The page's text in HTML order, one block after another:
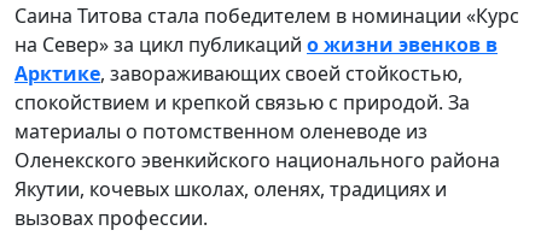
Саина Титова стала победителем в номинации «Курс
на Север» за цикл публикаций о жизни эвенков в
Арктике, завораживающих своей стойкостью,
спокойствием и крепкой связью с природой. За
материалы о потомственном оленеводе из
Оленекского эвенкийского национального района
Якутии, кочевых школах, оленях, традициях и
вызовах профессии.